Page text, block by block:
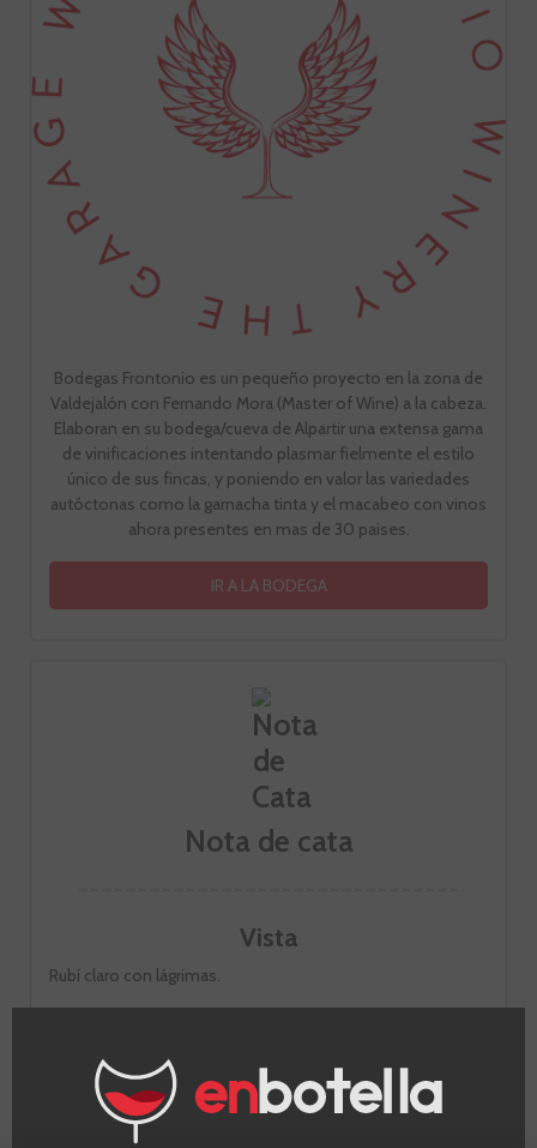
Bodegas Frontonio es un pequeño proyecto en la zona de
Valdejalón con Fernando Mora (Master of Wine) a la cabeza.
Elaboran en su bodega/cueva de Alpartir una extensa gama
de vinificaciones intentando plasmar fielmente el estilo
único de sus fincas, y poniendo en valor las variedades
autóctonas como la garnacha tinta y el macabeo con vinos
ahora presentes en mas de 30 paises.
IR A LA BODEGA
Nota de cata
Vista
Rubí claro con lágrimas.
Aromas intenso a frambuesas, incienso, tomillo y romero
con notas ahumadas.